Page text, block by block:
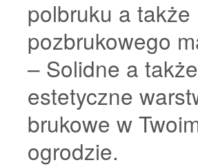
polbruku a także
pozbrukowego
– Solidne a także
estetyczne
brukowe w
ogrodzie.